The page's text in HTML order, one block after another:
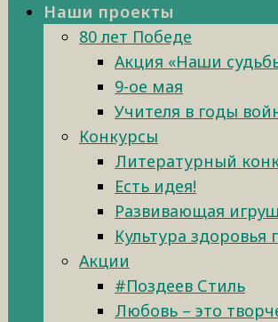
Наши проекты
80 лет Победе
Акция «Наши
9-ое мая
Учителя в годы
Конкурсы
Литературный
Есть идея!
Развивающая
Культура здоровья
Акции
#Поздеев Стиль
Любовь – это